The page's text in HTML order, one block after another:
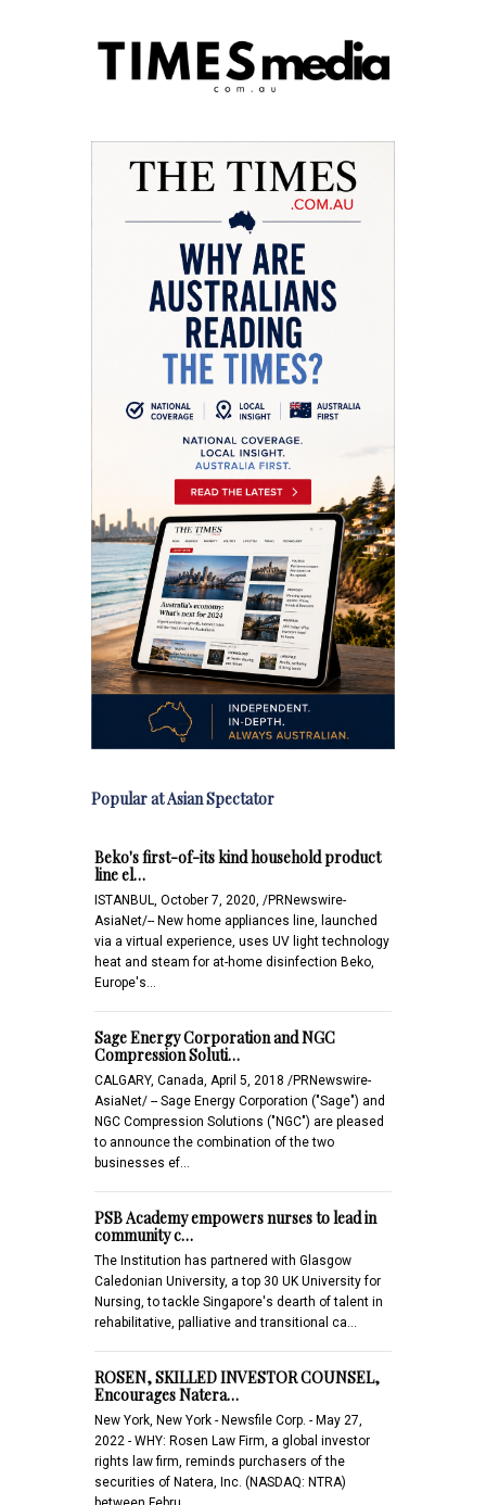
Popular at Asian Spectator
Beko's first-of-its kind household product
line el…
ISTANBUL, October 7, 2020, /PRNewswire-
AsiaNet/-- New home appliances line, launched
via a virtual experience, uses UV light technology
heat and steam for at-home disinfection Beko,
Europe's…
Sage Energy Corporation and NGC
Compression Soluti…
CALGARY, Canada, April 5, 2018 /PRNewswire-
AsiaNet/ -- Sage Energy Corporation ("Sage") and
NGC Compression Solutions ("NGC") are pleased
to announce the combination of the two
businesses ef…
PSB Academy empowers nurses to lead in
community c…
The Institution has partnered with Glasgow
Caledonian University, a top 30 UK University for
Nursing, to tackle Singapore's dearth of talent in
rehabilitative, palliative and transitional ca…
ROSEN, SKILLED INVESTOR COUNSEL,
Encourages Natera…
New York, New York - Newsfile Corp. - May 27,
2022 - WHY: Rosen Law Firm, a global investor
rights law firm, reminds purchasers of the
securities of Natera, Inc. (NASDAQ: NTRA)